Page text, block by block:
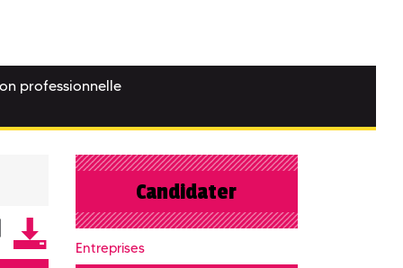
professionnelle
Candidater
Entreprises